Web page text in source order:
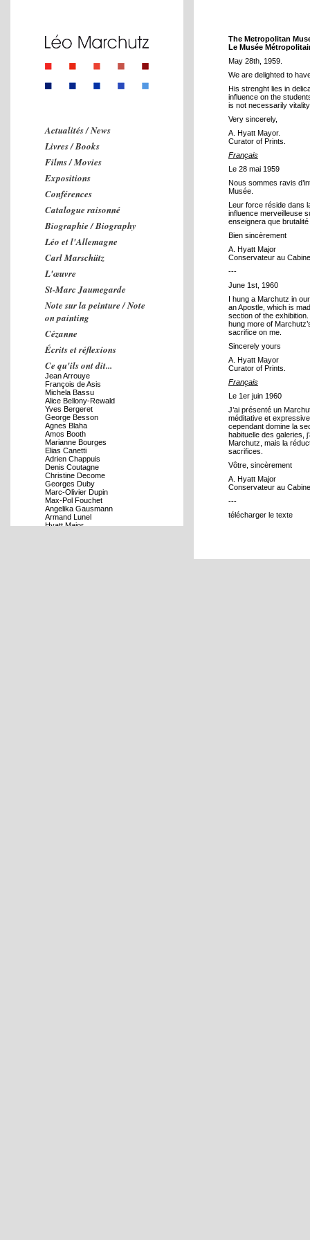
Actualités / News
Livres / Books
Films / Movies
Expositions
Conférences
Catalogue raisonné
Biographie / Biography
Léo et l'Allemagne
Carl Marschütz
L'œuvre
St-Marc Jaumegarde
Note sur la peinture / Note
on painting
Cézanne
Écrits et réflexions
Ce qu'ils ont dit...
Jean Arrouye
François de Asis
Michela Bassu
Alice Bellony-Rewald
Yves Bergeret
George Besson
Agnes Blaha
Amos Booth
Marianne Bourges
Elias Canetti
Adrien Chappuis
Denis Coutagne
Christine Decome
Georges Duby
Marc-Olivier Dupin
Max-Pol Fouchet
Angelika Gausmann
Armand Lunel
Hyatt Major
The Metropolitan
Le Musée
May 28th, 1959.
We are delighted to
His strenght lies in
influence on the
is not necessarily
Very sincerely,
A. Hyatt Mayor.
Curator of Prints.
Français
Le 28 mai 1959
Nous sommes ravis
Musée.
Leur force réside dans
influence merveilleuse
enseignera que
Bien sincèrement
A. Hyatt Major
Conservateur au
---
June 1st, 1960
I hung a Marchutz in
an Apostle, which is
section of the
hung more of
sacrifice on me.
Sincerely yours
A. Hyatt Mayor
Curator of Prints.
Français
Le 1er juin 1960
J’ai présenté un
méditative et
cependant domine la
habituelle des galeries,
Marchutz, mais la
sacrifices.
Vôtre, sincèrement
A. Hyatt Major
Conservateur au
---
télécharger le texte